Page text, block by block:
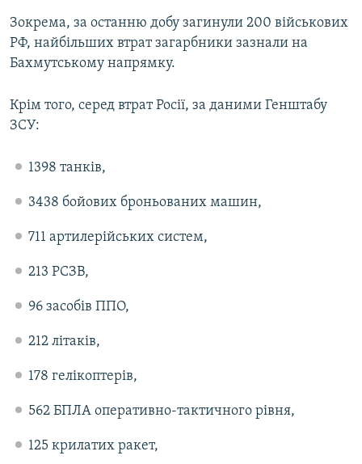
Зокрема, за останню добу загинули 200 військових
РФ, найбільших втрат загарбники зазнали на
Бахмутському напрямку.
Крім того, серед втрат Росії, за даними Генштабу
ЗСУ:
1398 танків,
3438 бойових броньованих машин,
711 артилерійських систем,
213 РСЗВ,
96 засобів ППО,
212 літаків,
178 гелікоптерів,
562 БПЛА оперативно-тактичного рівня,
125 крилатих ракет,